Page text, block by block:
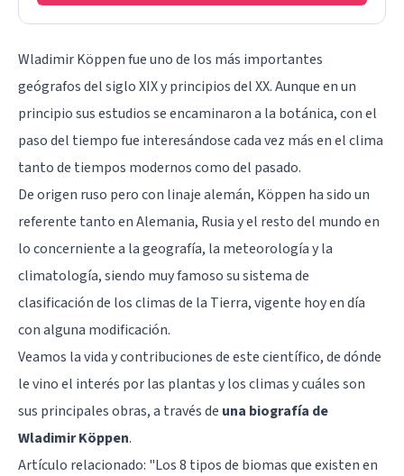
Wladimir Köppen fue uno de los más importantes
geógrafos del siglo XIX y principios del XX. Aunque en un
principio sus estudios se encaminaron a la botánica, con el
paso del tiempo fue interesándose cada vez más en el clima
tanto de tiempos modernos como del pasado.
De origen ruso pero con linaje alemán, Köppen ha sido un
referente tanto en Alemania, Rusia y el resto del mundo en
lo concerniente a la geografía, la meteorología y la
climatología, siendo muy famoso su sistema de
clasificación de los climas de la Tierra, vigente hoy en día
con alguna modificación.
Veamos la vida y contribuciones de este científico, de dónde
le vino el interés por las plantas y los climas y cuáles son
sus principales obras, a través de una biografía de
Wladimir Köppen.
Artículo relacionado: "Los 8 tipos de biomas que existen en